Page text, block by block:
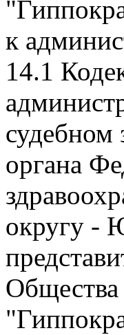
к
14.1
судебном
органа
округу -
Общества